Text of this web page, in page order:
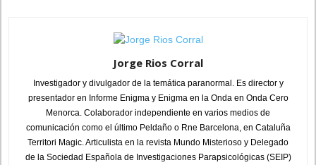
Jorge Rios Corral
Investigador y divulgador de la temática paranormal. Es director y
presentador en Informe Enigma y Enigma en la Onda en Onda Cero
Menorca. Colaborador independiente en varios medios de
comunicación como el último Peldaño o Rne Barcelona, en Cataluña
Territori Magic. Articulista en la revista Mundo Misterioso y Delegado
de la Sociedad Española de Investigaciones Parapsicológicas (SEIP)